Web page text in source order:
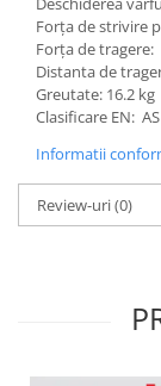
Forța de strivire
Forța de tragere:
Distanta de
Greutate: 16.2 kg
Clasificare EN:
Informatii
Review-uri(0)